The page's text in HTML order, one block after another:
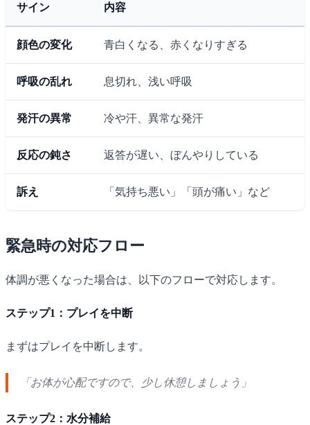
サイン 内容
顔色の変化 青白くなる、赤くなりすぎる
呼吸の乱れ 息切れ、浅い呼吸
発汗の異常 冷や汗、異常な発汗
反応の鈍さ 返答が遅い、ぼんやりしている
訴え 「気持ち悪い」「頭が痛い」など
緊急時の対応フロー
体調が悪くなった場合は、以下のフローで対応します。
ステップ1：プレイを中断
まずはプレイを中断します。
「お体が心配ですので、少し休憩しましょう」
ステップ2：水分補給